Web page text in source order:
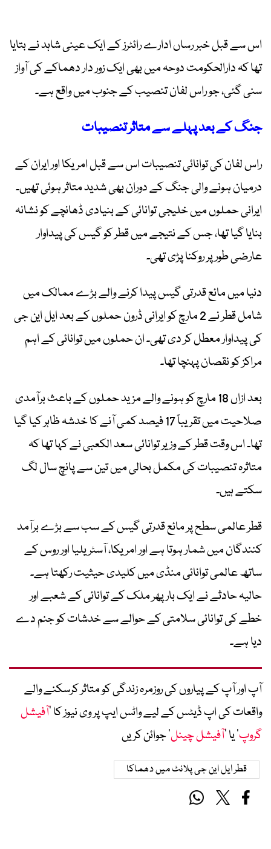
اس سے قبل خبر رساں ادارے رائٹرز کے ایک عینی شاہد نے بتایا
تھا کہ دارالحکومت دوحہ میں بھی ایک زور دار دھماکے کی آواز
سنی گئی، جو راس لفان تنصیب کے جنوب میں واقع ہے۔
جنگ کے بعد پہلے سے متاثر تنصیبات
راس لفان کی توانائی تنصیبات اس سے قبل امریکا اور ایران کے
درمیان ہونے والی جنگ کے دوران بھی شدید متاثر ہوئی تھیں۔
ایرانی حملوں میں خلیجی توانائی کے بنیادی ڈھانچے کو نشانہ
بنایا گیا تھا، جس کے نتیجے میں قطر کو گیس کی پیداوار
عارضی طور پر روکنا پڑی تھی۔
دنیا میں مائع قدرتی گیس پیدا کرنے والے بڑے ممالک میں
شامل قطر نے 2 مارچ کو ایرانی ڈرون حملوں کے بعد ایل این جی
کی پیداوار معطل کر دی تھی۔ ان حملوں میں توانائی کے اہم
مراکز کو نقصان پہنچا تھا۔
بعد ازاں 18 مارچ کو ہونے والے مزید حملوں کے باعث برآمدی
صلاحیت میں تقریباً 17 فیصد کمی آنے کا خدشہ ظاہر کیا گیا
تھا۔ اس وقت قطر کے وزیر توانائی سعد الکعبی نے کہا تھا کہ
متاثرہ تنصیبات کی مکمل بحالی میں تین سے پانچ سال لگ
سکتے ہیں۔
قطر عالمی سطح پر مائع قدرتی گیس کے سب سے بڑے برآمد
کنندگان میں شمار ہوتا ہے اور امریکا، آسٹریلیا اور روس کے
ساتھ عالمی توانائی منڈی میں کلیدی حیثیت رکھتا ہے۔
حالیہ حادثے نے ایک بار پھر ملک کے توانائی کے شعبے اور
خطے کی توانائی سلامتی کے حوالے سے خدشات کو جنم دے
دیا ہے۔
آپ اور آپ کے پیاروں کی روزمرہ زندگی کو متاثر کرسکنے والے
واقعات کی اپ ڈیٹس کے لیے واٹس ایپ پر وی نیوز کا ’آفیشل
گروپ‘ یا ’آفیشل چینل‘ جوائن کریں
قطر ایل این جی پلانٹ میں دھماکا